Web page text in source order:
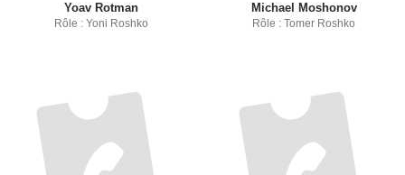
Yoav Rotman
Rôle : Yoni Roshko
Michael Moshonov
Rôle : Tomer Roshko